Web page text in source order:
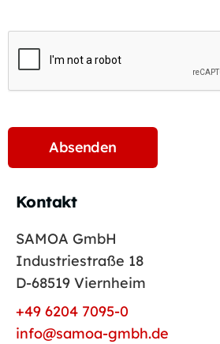
Kontakt
SAMOA GmbH
Industriestraße 18
D-68519 Viernheim
+49 6204 7095-0
info@samoa-gmbh.de